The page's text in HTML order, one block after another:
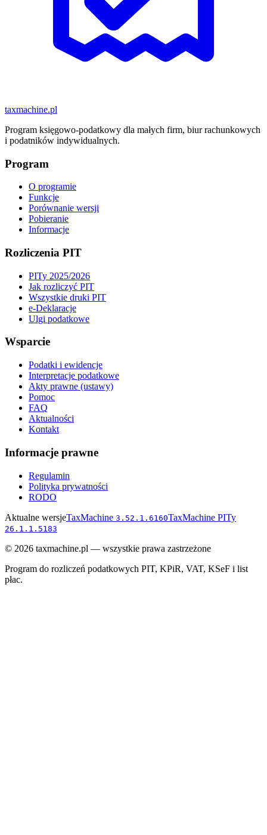
taxmachine.pl
Program księgowo-podatkowy dla małych firm, biur rachunkowych
i podatników indywidualnych.
Program
O programie
Funkcje
Porównanie wersji
Pobieranie
Informacje
Rozliczenia PIT
PITy 2025/2026
Jak rozliczyć PIT
Wszystkie druki PIT
e-Deklaracje
Ulgi podatkowe
Wsparcie
Podatki i ewidencje
Interpretacje podatkowe
Akty prawne (ustawy)
Pomoc
FAQ
Aktualności
Kontakt
Informacje prawne
Regulamin
Polityka prywatności
RODO
Aktualne wersjeTaxMachine 3.52.1.6160TaxMachine PITy
26.1.1.5183
© 2026 taxmachine.pl — wszystkie prawa zastrzeżone
Program do rozliczeń podatkowych PIT, KPiR, VAT, KSeF i list
płac.